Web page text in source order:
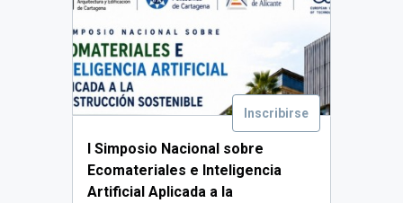
Inscribirse
I Simposio Nacional sobre
Ecomateriales e Inteligencia
Artificial Aplicada a la